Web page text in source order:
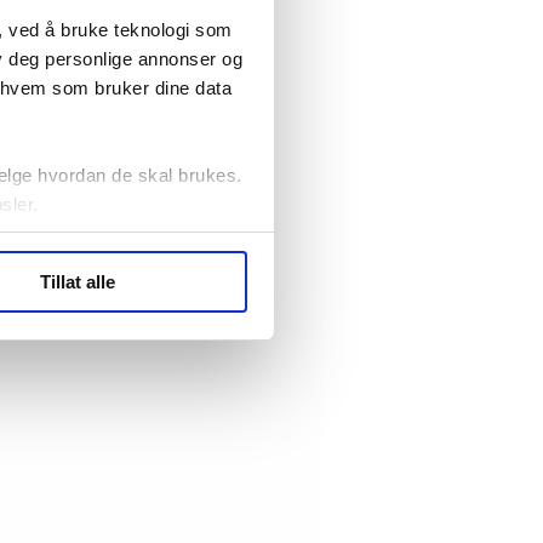
ved å bruke teknologi som
personlige annonser og
som bruker dine data
hvordan de skal brukes.
(cookies) for å lære
statistikk.
Tillat alle